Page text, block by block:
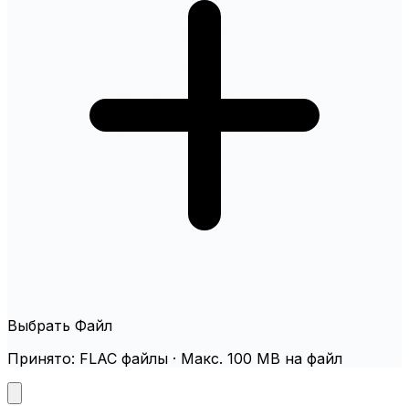
Выбрать Файл
Принято: FLAC файлы · Макс. 100 MB на файл